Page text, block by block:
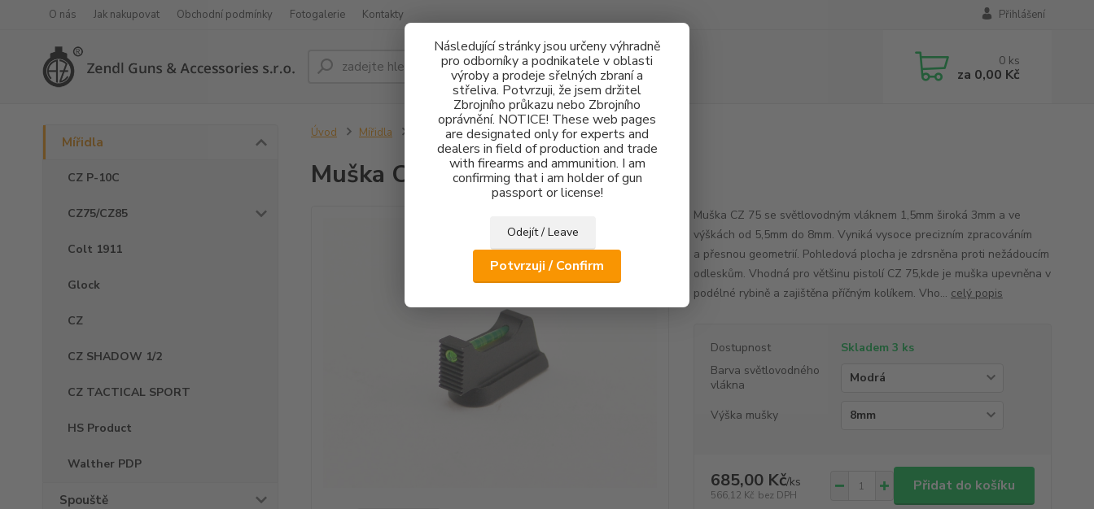
Následující stránky jsou určeny výhradně
pro odborníky a podnikatele v oblasti
výroby a prodeje sřelných zbraní a
střeliva. Potvrzuji, že jsem držitel
Zbrojního průkazu nebo Zbrojního
oprávnění. NOTICE! These web pages
are designated only for experts and
dealers in field of production and trade
with firearms and ammunition. I am
confirming that i am holder of gun
passport or license!
Odejít / Leave
Potvrzuji / Confirm
O nás Jak nakupovat Obchodní podmínky Fotogalerie Kontakty Přihlášení
Hledat 0 ks
za 0,00 Kč
Mířidla
CZ P-10C
CZ75/CZ85
Colt 1911
Glock
CZ
CZ SHADOW 1/2
CZ TACTICAL SPORT
HS Product
Walther PDP
Spouště
Úvod Mířidla Muška CZ 75 FO 1,5mm - 3mm
Muška CZ 75 FO 1,5mm - 3mm
Muška CZ 75 se světlovodným vláknem 1,5mm široká 3mm a ve
výškách od 5,5mm do 8mm. Vyniká vysoce precizním zpracováním
a přesnou geometrií. Pohledová plocha je zdrsněna proti nežádoucím
odleskům. Vhodná pro většinu pistolí CZ 75,kde je muška upevněna v
podélné rybině a zajištěna příčným kolíkem. Vho... celý popis
Dostupnost
Skladem 3 ks
Barva světlovodného
vlákna
Výška mušky
685,00 Kč/ks
566,12 Kč bez DPH
Přidat do košíku